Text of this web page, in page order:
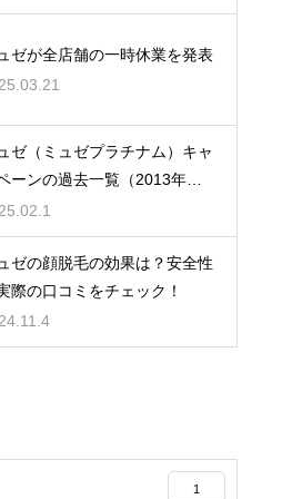
ゼが全店舗の一時休業を発表
ゼ（ミュゼプラチナム）キャ
ーンの過去一覧（2013年～2
年全掲載）
ゼの顔脱毛の効果は？安全性
際の口コミをチェック！
1